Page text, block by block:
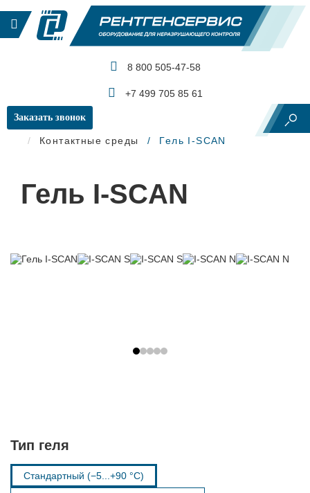
8 800 505-47-58
+7 499 705 85 61
Заказать звонок
Главная
Ультразвуковой контроль
Контактные среды
Гель I-SCAN
Гель I-SCAN
Тип геля
Стандартный (−5...+90 °С)